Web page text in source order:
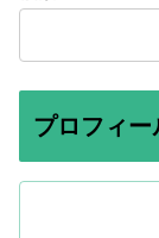
プロフィー